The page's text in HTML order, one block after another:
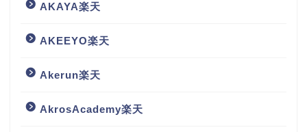
AKAYA楽天
AKEEYO楽天
Akerun楽天
AkrosAcademy楽天